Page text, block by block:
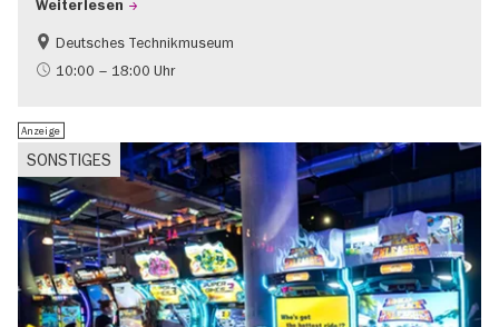
Weiterlesen
Geschichte
Deutsches Technikmuseum
10:00 – 18:00 Uhr
SONSTIGES
Anzeige